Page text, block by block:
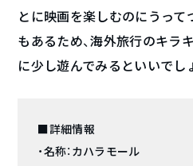
とに映画を楽しむのにうって
もあるため、海外旅行のキラ
に少し遊んでみるといいでし
■詳細情報
・名称：カハラモール